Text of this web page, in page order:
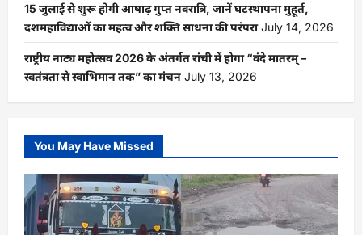
15 जुलाई से शुरू होगी आषाढ़ गुप्त नवरात्रि, जानें घटस्थापना मुहूर्त,
दशमहाविद्याओं का महत्व और शक्ति साधना की परंपरा July 14, 2026
राष्ट्रीय नाट्य महोत्सव 2026 के अंतर्गत रांची में होगा “वंदे मातरम् –
स्वतंत्रता से स्वाभिमान तक” का मंचन July 13, 2026
You May Have Missed